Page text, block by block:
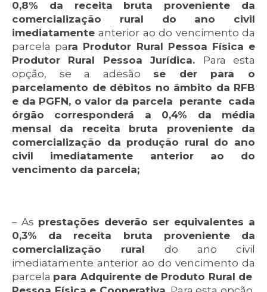
0,8% da receita bruta proveniente da
comercialização rural do ano civil
imediatamenteanterior ao do vencimento da
parcela para Produtor Rural Pessoa Física e
Produtor Rural Pessoa Jurídica. Para esta
opção, se a adesão se der para o
parcelamento de débitos no âmbito da RFB
e da PGFN, o valor da parcela perante cada
órgão corresponderá a 0,4% da média
mensal da receita bruta proveniente da
comercialização da produção rural do ano
civil imediatamente anterior ao do
vencimento da parcela;
– As prestações deverão ser equivalentes a
0,3% da receita bruta proveniente da
comercialização rural do ano civil
imediatamente anterior ao do vencimento da
parcela para Adquirente de Produto Rural de